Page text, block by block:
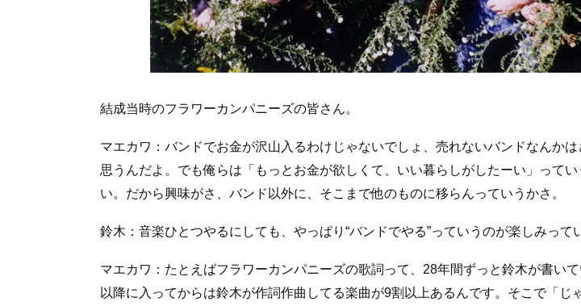
結成当時のフラワーカンパニーズの皆さん。
マエカワ：バンドでお金が沢山入るわけじゃないでしょ、売れないバンドなんかは
思うんだよ。でも俺らは「もっとお金が欲しくて、いい暮らしがしたーい」って
い。だから興味がさ、バンド以外に、そこまで他のものに移らんっていうかさ。
鈴木：音楽ひとつやるにしても、やっぱり“バンドでやる”っていうのが楽しみって
マエカワ：たとえばフラワーカンパニーズの歌詞って、28年間ずっと鈴木が書い
以降に入ってからは鈴木が作詞作曲してる楽曲が9割以上あるんです。そこで「じ